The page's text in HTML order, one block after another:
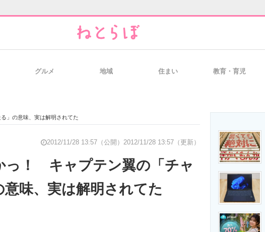
経営リーダーのコミュニティ
総合サイト IT製品の技術・比較・事例 製造業のIT導入・活用を支援
グルメ 地域 住まい 教育・育児
」の意味、実は解明されてた
2012/11/28 13:57（公開） 2012/11/28 13:57（更新）
っ！ キャプテン翼の「チャ
味、実は解明されてた